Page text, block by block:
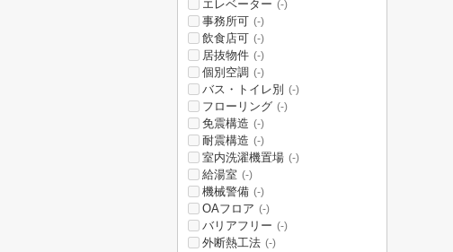
エレベーター (-)
事務所可 (-)
飲食店可 (-)
居抜物件 (-)
個別空調 (-)
バス・トイレ別 (-)
フローリング (-)
免震構造 (-)
耐震構造 (-)
室内洗濯機置場 (-)
給湯室 (-)
機械警備 (-)
OAフロア (-)
バリアフリー (-)
外断熱工法 (-)